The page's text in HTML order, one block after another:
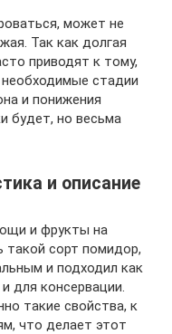
может не
Так как долгая
приводят к тому,
необходимые стадии
и понижения
будет, но весьма
и описание
и фрукты на
такой сорт помидор,
и подходил как
для консервации.
такие свойства, к
что делает этот